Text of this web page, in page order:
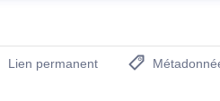
Lien permanent